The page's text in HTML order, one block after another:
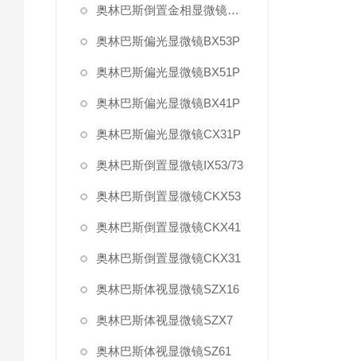
奥林巴斯倒置金相显微镜GX41
奥林巴斯偏光显微镜BX53P
奥林巴斯偏光显微镜BX51P
奥林巴斯偏光显微镜BX41P
奥林巴斯偏光显微镜CX31P
奥林巴斯倒置显微镜IX53/73
奥林巴斯倒置显微镜CKX53
奥林巴斯倒置显微镜CKX41
奥林巴斯倒置显微镜CKX31
奥林巴斯体视显微镜SZX16
奥林巴斯体视显微镜SZX7
奥林巴斯体视显微镜SZ61